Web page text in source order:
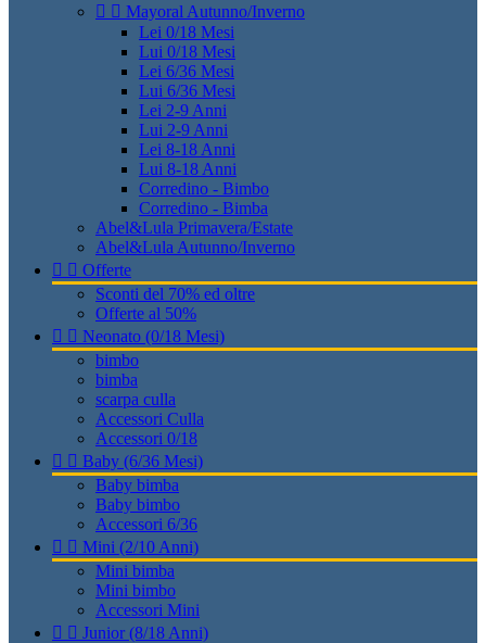
  Mayoral Autunno/Inverno
Lei 0/18 Mesi
Lui 0/18 Mesi
Lei 6/36 Mesi
Lui 6/36 Mesi
Lei 2-9 Anni
Lui 2-9 Anni
Lei 8-18 Anni
Lui 8-18 Anni
Corredino - Bimbo
Corredino - Bimba
Abel&Lula Primavera/Estate
Abel&Lula Autunno/Inverno
  Offerte
Sconti del 70% ed oltre
Offerte al 50%
  Neonato (0/18 Mesi)
bimbo
bimba
scarpa culla
Accessori Culla
Accessori 0/18
  Baby (6/36 Mesi)
Baby bimba
Baby bimbo
Accessori 6/36
  Mini (2/10 Anni)
Mini bimba
Mini bimbo
Accessori Mini
  Junior (8/18 Anni)